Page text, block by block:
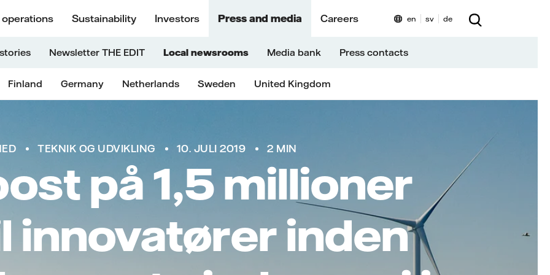
operations Sustainability Investors Press and media Careers
Newsletter THE EDIT Local newsrooms Media bank Press contacts
Finland Germany Netherlands Sweden United Kingdom
en sv de
TEKNIK OG UDVIKLING 10. JULI 2019 2 MIN
på 1,5 millioner
innovatører inden